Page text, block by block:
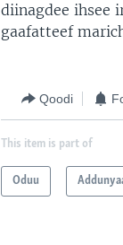
diinagdee ihsee
gaafatteef
Qoodi
This item is part of
Oduu